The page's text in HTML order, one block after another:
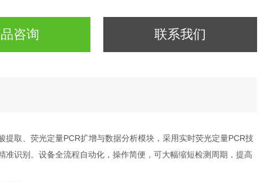
咨询 联系我们
取、荧光定量PCR扩增与数据分析模块，采用实时荧光定量PCR技
识别。设备全流程自动化，操作简便，可大幅缩短检测周期，提高